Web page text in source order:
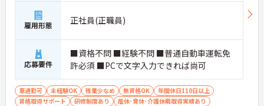
雇用形態 正社員(正職員)
応募要件
■資格不問 ■経験不問 ■普通自動車運転免
許必須 ■PCで文字入力できれば尚可
車通勤可 未経験OK 残業少なめ 無資格OK
年間休日110日以上
資格取得サポート
研修制度あり
産休･育休･介護休暇取得実績あり